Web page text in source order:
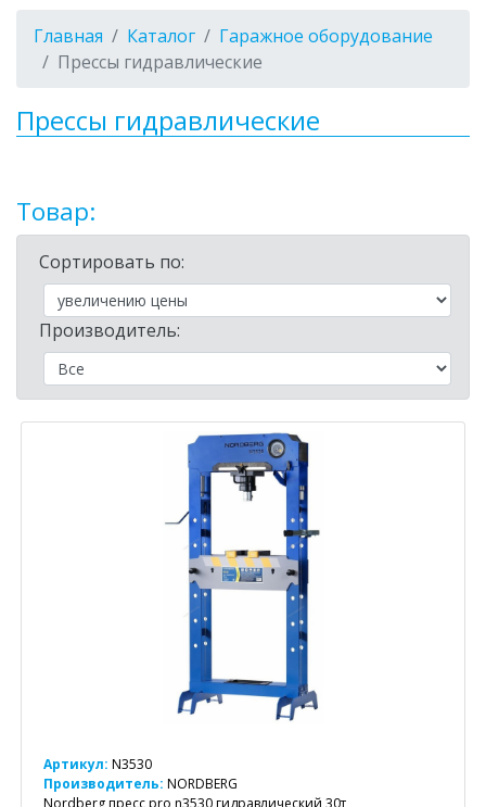
Главная Каталог
Гаражное оборудование
Прессы гидравлические
Прессы гидравлические
Товар:
Сортировать по:
Производитель:
Артикул: N3530
Производитель: NORDBERG
Nordberg пресс pro n3530 гидравлический 30т